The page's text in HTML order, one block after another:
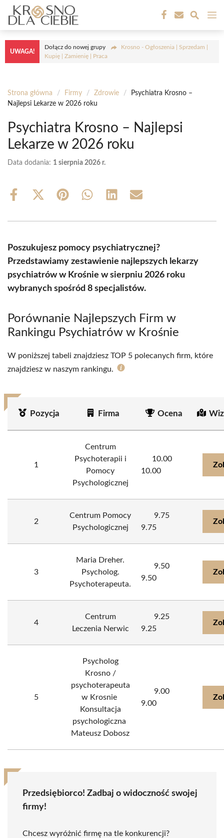
Przejdź
treści
UWAGA!
Dołącz do nowej grupy
Krosno - Ogłoszenia | Sprzedam |
Kupię | Zamienię | Praca
Strona główna / Firmy / Zdrowie /
Psychiatra Krosno –
Najlepsi Lekarze w 2026 roku
Psychiatra Krosno – Najlepsi
Lekarze w 2026 roku
Data dodania: 1 sierpnia 2026 r.
Share
Share
(Twitter)
Share Share Share Share
Poszukujesz pomocy psychiatrycznej?
Przedstawiamy zestawienie najlepszych lekarzy
psychiatrów w Krośnie w sierpniu 2026 roku
wybranych spośród 8 specjalistów.
Porównanie Najlepszych Firm w
Rankingu Psychiatrów w Krośnie
W poniższej tabeli znajdziesz TOP 5 polecanych firm, które
znajdziesz w naszym rankingu.
Pozycja Firma Ocena
1
Centrum
Psychoterapii i
Pomocy
Psychologicznej
10.00
10.00
2
Centrum Pomocy
Psychologicznej
9.75
9.75
3
Maria Dreher.
Psycholog.
Psychoterapeuta.
9.50
9.50
4
Centrum
Leczenia Nerwic
9.25
9.25
5
️Psycholog
Krosno /
psychoterapeuta
w Krosnie ️
Konsultacja
psychologiczna ️
Mateusz Dobosz
9.00
9.00
Przedsiębiorco! Zadbaj o widoczność swojej
firmy!
Chcesz wyróżnić firmę na tle konkurencji?